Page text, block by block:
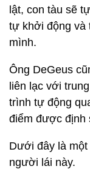
lật, con tàu sẽ
tự khởi động và
mình.
Ông DeGeus
liên lạc với
trình tự động
điểm được định
Dưới đây là
người lái này.